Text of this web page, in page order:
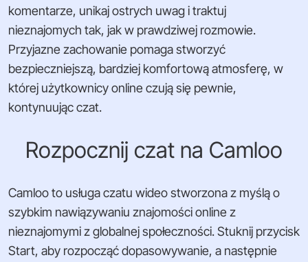
komentarze, unikaj ostrych uwag i traktuj
nieznajomych tak, jak w prawdziwej rozmowie.
Przyjazne zachowanie pomaga stworzyć
bezpieczniejszą, bardziej komfortową atmosferę, w
której użytkownicy online czują się pewnie,
kontynuując czat.
Rozpocznij czat na Camloo
Camloo to usługa czatu wideo stworzona z myślą o
szybkim nawiązywaniu znajomości online z
nieznajomymi z globalnej społeczności. Stuknij przycisk
Start, aby rozpocząć dopasowywanie, a następnie